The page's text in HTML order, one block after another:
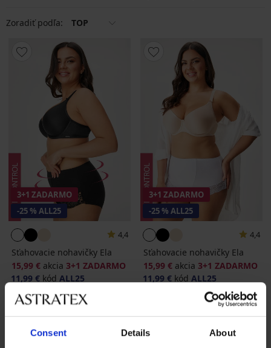
Consent Details About
Zoradiť podľa: TOP
3+1 ZADARMO
-25 % ALL25
4,4
Sťahovacie nohavičky Ela
15,99 € akcia 3+1 ZADARMO
11,99 € kód ALL25
3+1 ZADARMO
-25 % ALL25
4,4
Sťahovacie nohavičky Ela
15,99 € akcia 3+1 ZADARMO
11,99 € kód ALL25